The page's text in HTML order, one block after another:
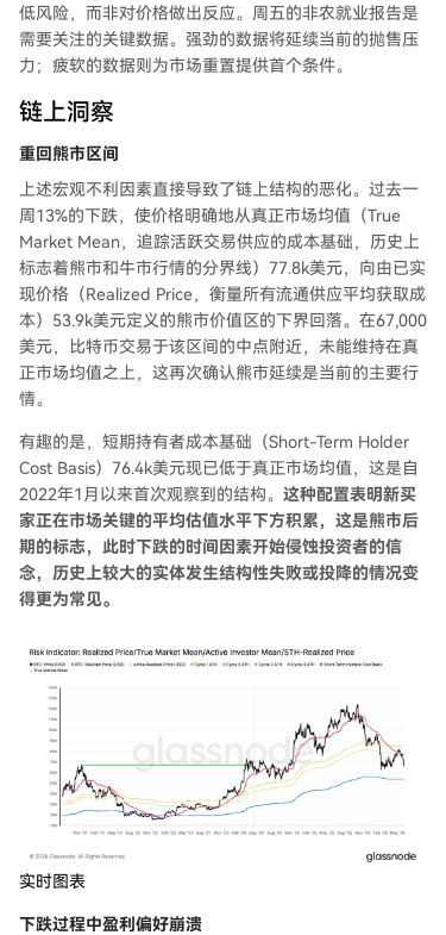
体仍显脆弱。ETF持仓者多数被套，形成上方供应
压力；现货需求疲软，抛压持续；期权市场维持谨
慎。除非出现现货买盘复苏、ETF投资者转亏为盈
荡。
低风险，而非对价格做出反应。周五的非农就业报告是
需要关注的关键数据。强劲的数据将延续当前的抛售压
力；疲软的数据则为市场重置提供首个条件。
链上洞察
重回熊市区间
上述宏观不利因素直接导致了链上结构的恶化。过去一
周13%的下跌，使价格明确地从真正市场均值（True
Market Mean，追踪活跃交易供应的成本基础，历史上
标志着熊市和牛市行情的分界线）77.8k美元，向由已实
现价格（Realized Price，衡量所有流通供应平均获取成
本）53.9k美元定义的熊市价值区的下界回落。在67,000
美元，比特币交易于该区间的中点附近，未能维持在真
正市场均值之上，这再次确认熊市延续是当前的主要行
情。
有趣的是，短期持有者成本基础（Short-Term Holder
Cost Basis）76.4k美元现已低于真正市场均值，这是自
2022年1月以来首次观察到的结构。 这种配置表明新买
家正在市场关键的平均估值水平下方积累，这是熊市后
期的标志，此时下跌的时间因素开始侵蚀投资者的信
念，历史上较大的实体发生结构性失败或投降的情况变
得更为常见。
实时图表
下跌过程中盈利偏好崩溃